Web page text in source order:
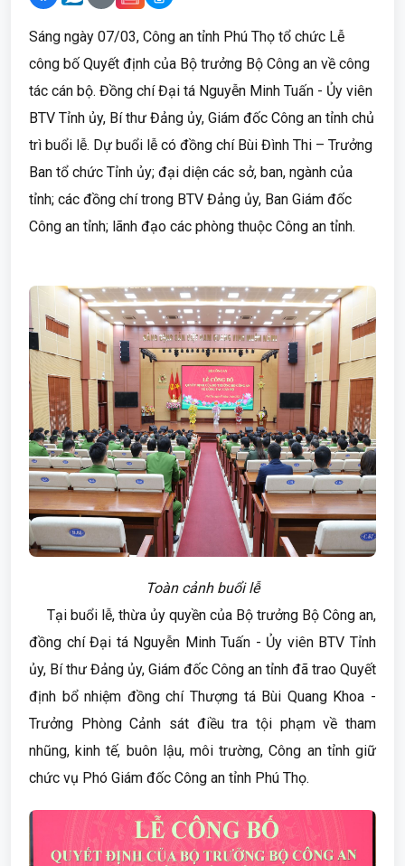
Sáng ngày 07/03, Công an tỉnh Phú Thọ tổ chức Lễ
công bố Quyết định của Bộ trưởng Bộ Công an về công
tác cán bộ. Đồng chí Đại tá Nguyễn Minh Tuấn - Ủy viên
BTV Tỉnh ủy, Bí thư Đảng ủy, Giám đốc Công an tỉnh chủ
trì buổi lễ. Dự buổi lễ có đồng chí Bùi Đình Thi – Trưởng
Ban tổ chức Tỉnh ủy; đại diện các sở, ban, ngành của
tỉnh; các đồng chí trong BTV Đảng ủy, Ban Giám đốc
Công an tỉnh; lãnh đạo các phòng thuộc Công an tỉnh.
Toàn cảnh buổi lễ
Tại buổi lễ, thừa ủy quyền của Bộ trưởng Bộ Công an,
đồng chí Đại tá Nguyễn Minh Tuấn - Ủy viên BTV Tỉnh
ủy, Bí thư Đảng ủy, Giám đốc Công an tỉnh đã trao Quyết
định bổ nhiệm đồng chí Thượng tá Bùi Quang Khoa -
Trưởng Phòng Cảnh sát điều tra tội phạm về tham
nhũng, kinh tế, buôn lậu, môi trường, Công an tỉnh giữ
chức vụ Phó Giám đốc Công an tỉnh Phú Thọ.